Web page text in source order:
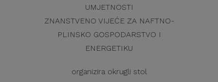
UMJETNOSTI
ZNANSTVENO VIJEĆE ZA NAFTNO-
PLINSKO GOSPODARSTVO I
ENERGETIKU
organizira okrugli stol